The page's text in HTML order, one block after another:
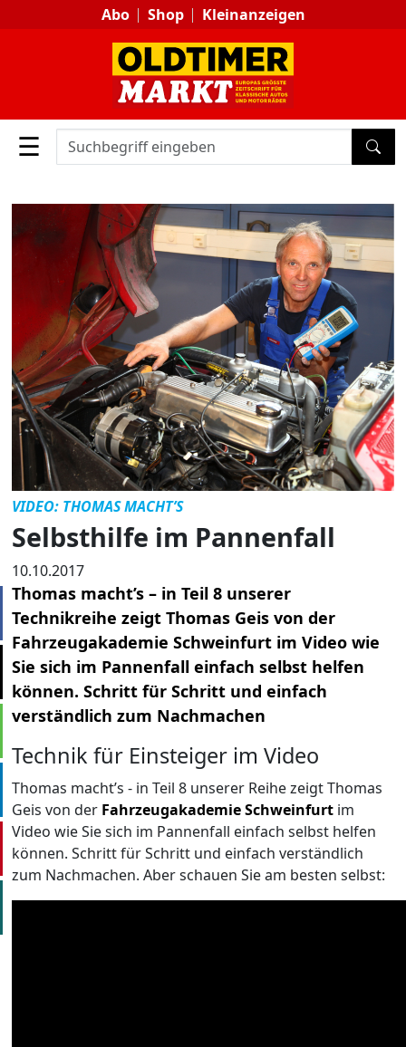
Abo Shop Kleinanzeigen
☰
VIDEO: THOMAS MACHT’S
Selbsthilfe im Pannenfall
10.10.2017
Thomas macht’s – in Teil 8 unserer
Technikreihe zeigt Thomas Geis von der
Fahrzeugakademie Schweinfurt im Video wie
Sie sich im Pannenfall einfach selbst helfen
können. Schritt für Schritt und einfach
verständlich zum Nachmachen
Technik für Einsteiger im Video
Thomas macht’s - in Teil 8 unserer Reihe zeigt Thomas
Geis von der Fahrzeugakademie Schweinfurt im
Video wie Sie sich im Pannenfall einfach selbst helfen
können. Schritt für Schritt und einfach verständlich
zum Nachmachen. Aber schauen Sie am besten selbst: